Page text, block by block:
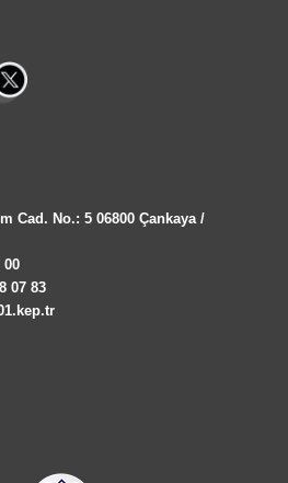
Cad. No.: 5 06800 Çankaya /
00
07 83